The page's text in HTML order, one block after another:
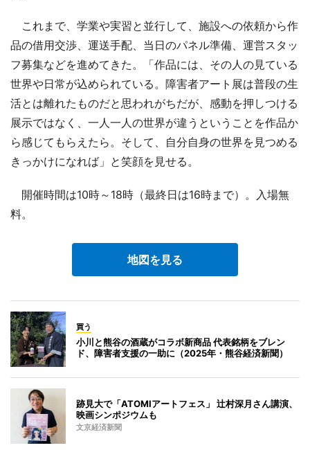
これまで、学業や実習と並行して、施設への依頼から作
品の借用交渉、運送手配、当日のパネル準備、運営スタッ
フ募集などを進めてきた。「作品には、その人の見ている
世界や日常が込められている。障害者アート展は普段の生
活とは離れたものだと思われがちだが、感動を押しつける
展示ではなく、一人一人の世界が違うということを作品か
ら感じてもらえたら。そして、自分自身の世界を見つめる
きっかけになれば」と笑顔を見せる。
開催時間は10時～18時（最終日は16時まで）。入場無
料。
地図を見る
買う
小川と熊谷の酒蔵がコラボ新商品 代表銘柄をブレン
ド、障害者支援の一助に（2025年・熊谷経済新聞）
跡見大で「ATOMIアートフェス」 辻村深月さん講演、
映画シンポジウムも
文京経済新聞